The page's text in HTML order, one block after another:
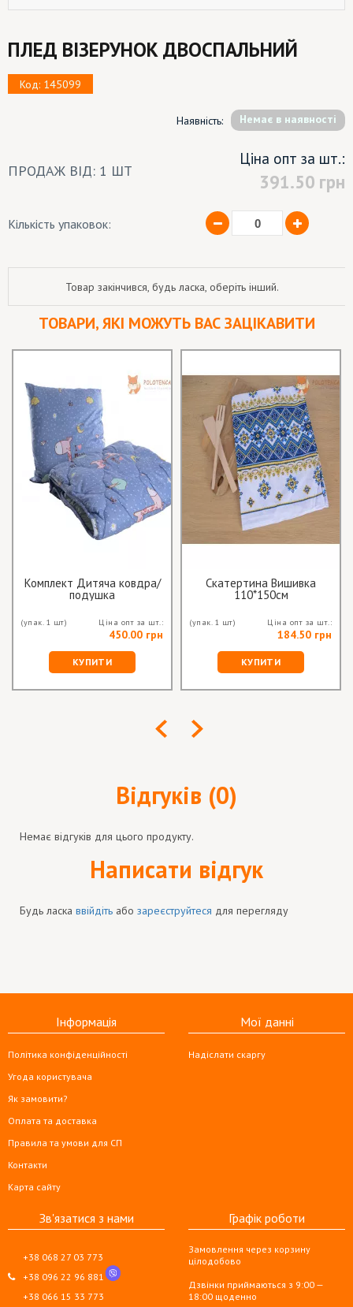
ПЛЕД ВІЗЕРУНОК ДВОСПАЛЬНИЙ
Код: 145099
Наявність: Немає в наявності
ПРОДАЖ ВІД: 1 ШТ
Ціна опт за шт.:
391.50 грн
Кількість упаковок:
Товар закінчився, будь ласка, оберіть інший.
ТОВАРИ, ЯКІ МОЖУТЬ ВАС ЗАЦІКАВИТИ
Комплект Дитяча ковдра/
подушка
(упак. 1 шт) Ціна опт за шт.:
450.00 грн
КУПИТИ
Скатертина Вишивка
110*150см
(упак. 1 шт) Ціна опт за шт.:
184.50 грн
КУПИТИ
Відгуків (0)
Немає відгуків для цього продукту.
Написати відгук
Будь ласка ввійдіть або зареєструйтеся для перегляду
Інформація
Політика конфіденційності
Угода користувача
Як замовити?
Оплата та доставка
Правила та умови для СП
Контакти
Карта сайту
Мої данні
Надіслати скаргу
Зв'язатися з нами
+38 068 27 03 773
+38 096 22 96 881
+38 066 15 33 773
Графік роботи
Замовлення через корзину
цілодобово
Дзвінки приймаються з 9:00 —
18:00 щоденно